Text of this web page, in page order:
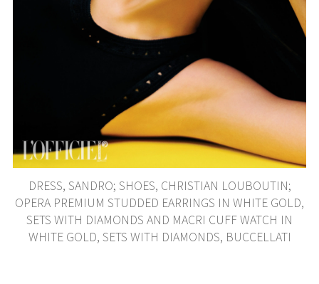
DRESS, SANDRO; SHOES, CHRISTIAN LOUBOUTIN;
OPERA PREMIUM STUDDED EARRINGS IN WHITE GOLD,
SETS WITH DIAMONDS AND MACRI CUFF WATCH IN
WHITE GOLD, SETS WITH DIAMONDS, BUCCELLATI